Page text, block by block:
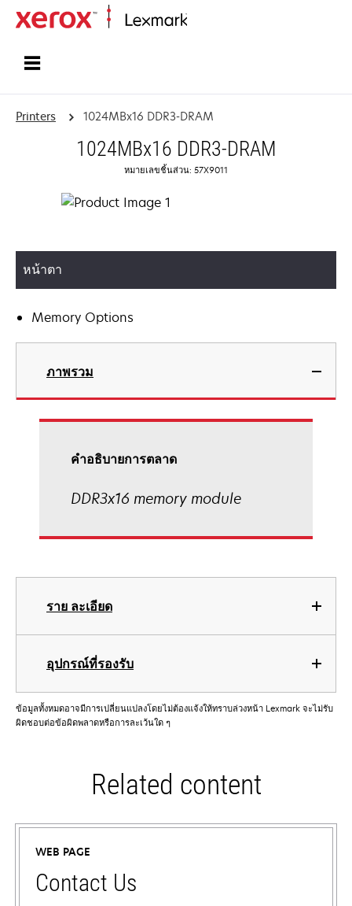
Printers 1024MBx16 DDR3-DRAM
1024MBx16 DDR3-DRAM
หมายเลขชิ้นส่วน: 57X9011
หน้าตา
Memory Options
ภาพรวม
ราย ละเอียด
อุปกรณ์ที่รองรับ
คําอธิบายการตลาด
DDR3x16 memory module
ข้อมูลทั้งหมดอาจมีการเปลี่ยนแปลงโดยไม่ต้องแจ้งให้ทราบล่วงหน้า Lexmark จะไม่รับ
ผิดชอบต่อข้อผิดพลาดหรือการละเว้นใด ๆ
Related content
WEB PAGE
Contact Us